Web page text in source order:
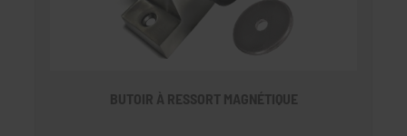
BUTOIR À RESSORT MAGNÉTIQUE